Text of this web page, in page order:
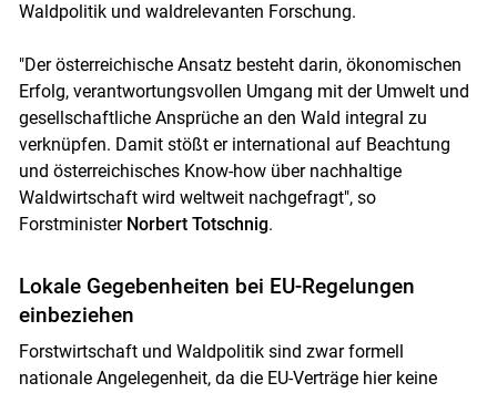
Waldpolitik und waldrelevanten Forschung.
"Der österreichische Ansatz besteht darin, ökonomischen
Erfolg, verantwortungsvollen Umgang mit der Umwelt und
gesellschaftliche Ansprüche an den Wald integral zu
verknüpfen. Damit stößt er international auf Beachtung
und österreichisches Know-how über nachhaltige
Waldwirtschaft wird weltweit nachgefragt", so
Forstminister Norbert Totschnig.
Lokale Gegebenheiten bei EU-Regelungen
einbeziehen
Forstwirtschaft und Waldpolitik sind zwar formell
nationale Angelegenheit, da die EU-Verträge hier keine